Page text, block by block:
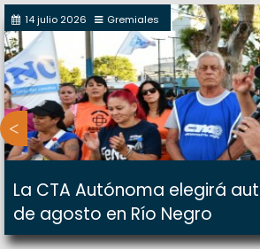
14 julio 2026 Gremiales
La CTA Autónoma elegirá
de agosto en Río Negro